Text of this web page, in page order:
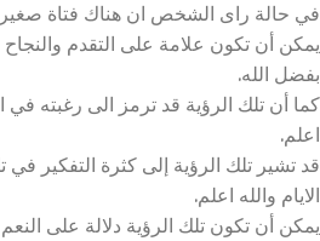
في حالة راى الشخص ان هناك فتاة
يمكن أن تكون علامة على التقدم والنجاح
بفضل الله.
كما أن تلك الرؤية قد ترمز الى رغبته في
اعلم.
قد تشير تلك الرؤية إلى كثرة التفكير في
الايام والله اعلم.
يمكن أن تكون تلك الرؤية دلالة على